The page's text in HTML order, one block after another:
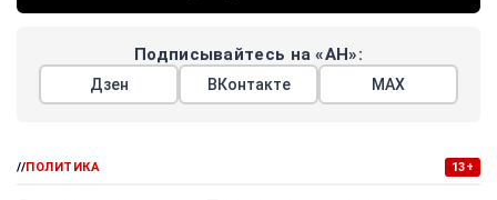
Подписывайтесь на «АН»:
Дзен ВКонтакте МАХ
//ПОЛИТИКА 13+